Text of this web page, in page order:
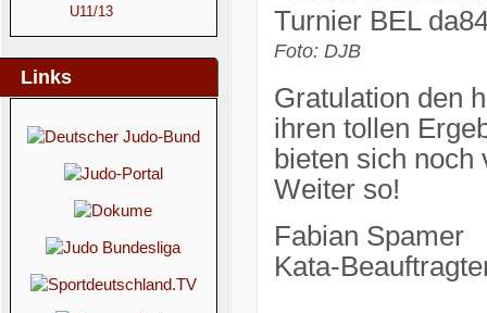
U11/13
Links
Foto: DJB
Gratulation den
ihren tollen
bieten sich
Weiter so!
Fabian Spamer
Kata-